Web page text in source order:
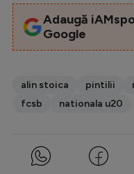
Adaugă
Google
alin stoica pintilii
fcsb
nationala u20